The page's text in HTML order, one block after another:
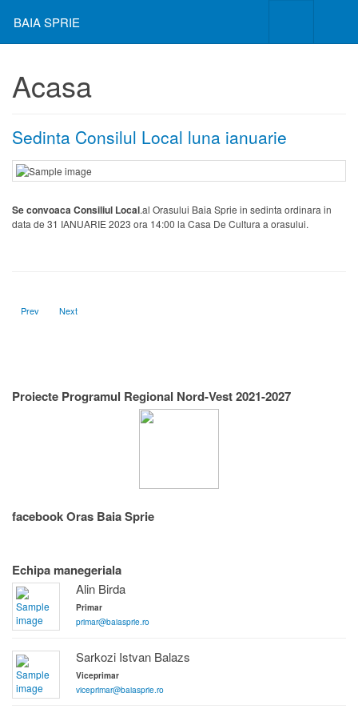
BAIA SPRIE
Acasa
Sedinta Consilul Local luna ianuarie
Se convoaca Consiliul Local.al Orasului Baia Sprie in sedinta ordinara in
data de 31 IANUARIE 2023 ora 14:00 la Casa De Cultura a orasului.
Previous article: Lazi pentru compost
Prev Next article: Sala de sport din Tăuţii de Sus
Next
Proiecte Programul Regional Nord-Vest 2021-2027
facebook Oras Baia Sprie
Echipa manegeriala
Alin Birda
Primar
primar@baiasprie.ro
Sarkozi Istvan Balazs
Viceprimar
viceprimar@baiasprie.ro